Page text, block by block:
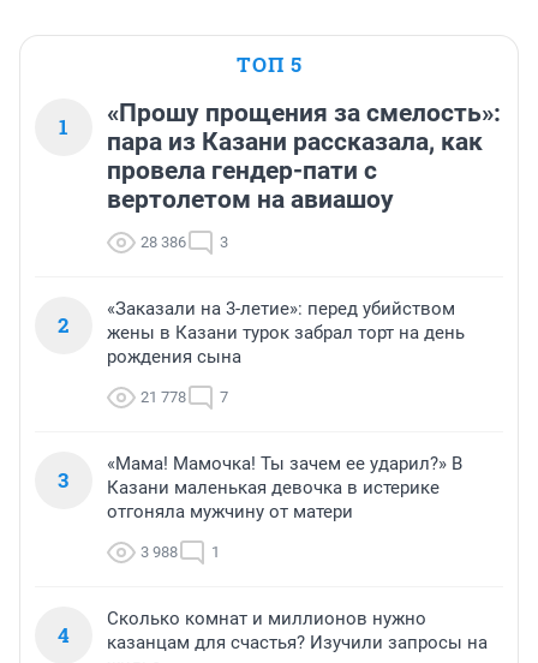
ТОП 5
1
«Прошу прощения за смелость»:
пара из Казани рассказала, как
провела гендер-пати с
вертолетом на авиашоу
28 386 3
2
«Заказали на 3-летие»: перед убийством
жены в Казани турок забрал торт на день
рождения сына
21 778 7
3
«Мама! Мамочка! Ты зачем ее ударил?» В
Казани маленькая девочка в истерике
отгоняла мужчину от матери
3 988 1
4
Сколько комнат и миллионов нужно
казанцам для счастья? Изучили запросы на